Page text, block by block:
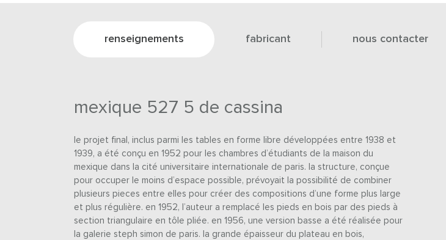
renseignements fabricant nous contacter
mexique 527 5 de cassina
le projet final, inclus parmi les tables en forme libre développées entre 1938 et
1939, a été conçu en 1952 pour les chambres d’étudiants de la maison du
mexique dans la cité universitaire internationale de paris. la structure, conçue
pour occuper le moins d’espace possible, prévoyait la possibilité de combiner
plusieurs pieces entre elles pour créer des compositions d’une forme plus large
et plus régulière. en 1952, l’auteur a remplacé les pieds en bois par des pieds à
section triangulaire en tôle pliée. en 1956, une version basse a été réalisée pour
la galerie steph simon de paris. la grande épaisseur du plateau en bois,